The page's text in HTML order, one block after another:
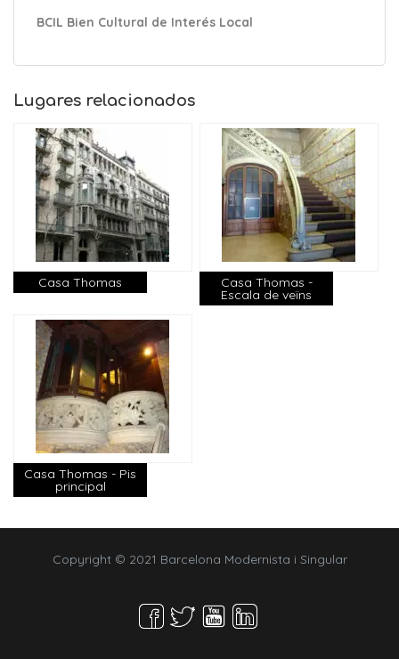
BCIL Bien Cultural de Interés Local
Lugares relacionados
Casa Thomas Casa Thomas -
Escala de veïns
Casa Thomas - Pis
principal
Copyright © 2021 Barcelona Modernista i Singular